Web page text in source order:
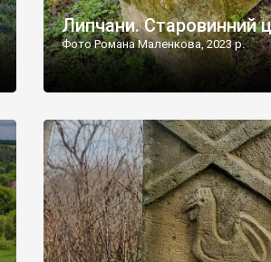
Липчани. Старовинний
Фото Романа Маленкова, 2023 р.